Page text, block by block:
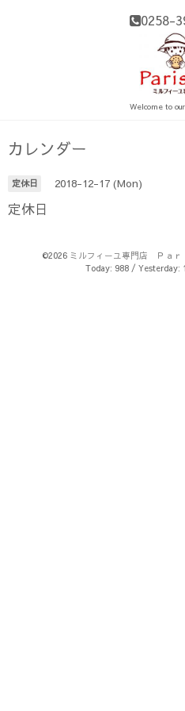
0258-
Welcome to
カレンダー
定休日 2018-12-17 (Mon)
定休日
©2026 ミルフィーユ専門店 Ｐａ
Today: 988/ Yesterday: